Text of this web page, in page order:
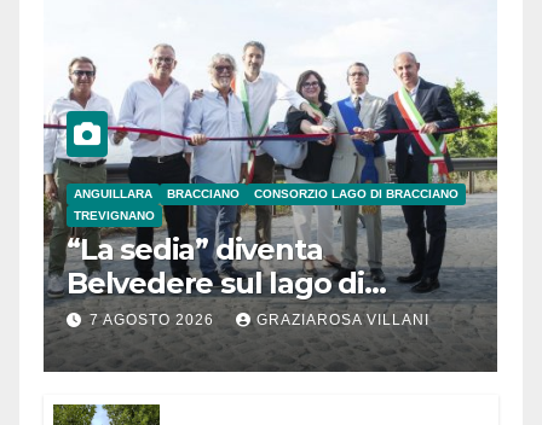
ANGUILLARA BRACCIANO
CONSORZIO LAGO DI BRACCIANO
TREVIGNANO
“La sedia” diventa
Belvedere sul lago di
Bracciano: ieri
l’inaugurazione
7 AGOSTO 2026 GRAZIAROSA VILLANI